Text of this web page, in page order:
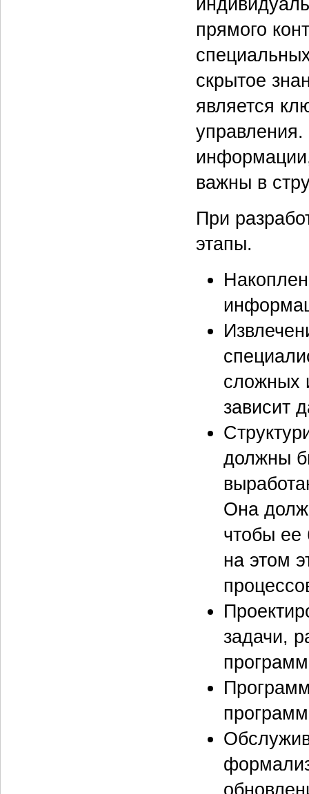
прямого
скрытое
является
управления.
важны в
При
этапы.
сложных
зависит
должны
Она
чтобы ее
на этом
задачи,